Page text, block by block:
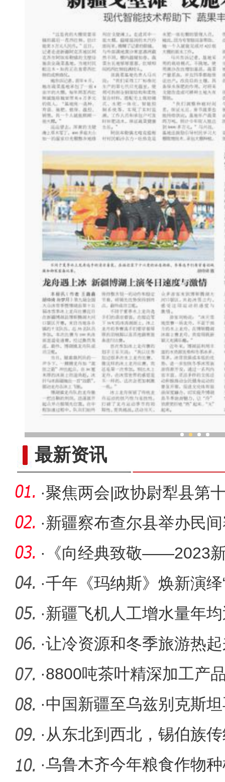
最新资讯
·聚焦两会|政协尉犁县第
会议开幕
·新疆察布查尔县举办民
·
《向经典致敬——2023
演
·千年《玛纳斯》焕新演
·新疆飞机人工增水量年
山天池蓄
·让冷资源和冬季旅游热
什”
·8800吨茶叶精深加工产
行“云”开放展
·中国新疆至乌兹别克斯
· 从东北到西北，锡伯族
有序传承
·乌鲁木齐今年粮食作物